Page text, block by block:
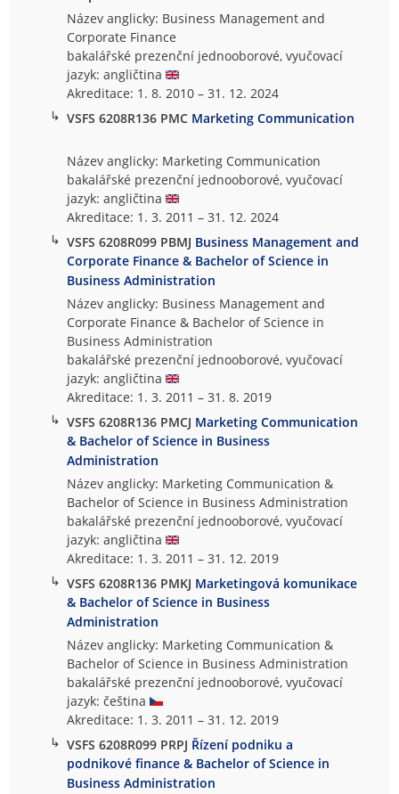
Název anglicky: Business Management and
Corporate Finance
bakalářské prezenční jednooborové, vyučovací
jazyk: angličtina
Akreditace: 1. 8. 2010 – 31. 12. 2024
↳ VSFS 6208R136 PMC Marketing Communication
Název anglicky: Marketing Communication
bakalářské prezenční jednooborové, vyučovací
jazyk: angličtina
Akreditace: 1. 3. 2011 – 31. 12. 2024
↳ VSFS 6208R099 PBMJ Business Management and
Corporate Finance & Bachelor of Science in
Business Administration
Název anglicky: Business Management and
Corporate Finance & Bachelor of Science in
Business Administration
bakalářské prezenční jednooborové, vyučovací
jazyk: angličtina
Akreditace: 1. 3. 2011 – 31. 8. 2019
↳ VSFS 6208R136 PMCJ Marketing Communication
& Bachelor of Science in Business
Administration
Název anglicky: Marketing Communication &
Bachelor of Science in Business Administration
bakalářské prezenční jednooborové, vyučovací
jazyk: angličtina
Akreditace: 1. 3. 2011 – 31. 12. 2019
↳ VSFS 6208R136 PMKJ Marketingová komunikace
& Bachelor of Science in Business
Administration
Název anglicky: Marketing Communication &
Bachelor of Science in Business Administration
bakalářské prezenční jednooborové, vyučovací
jazyk: čeština
Akreditace: 1. 3. 2011 – 31. 12. 2019
↳ VSFS 6208R099 PRPJ Řízení podniku a
podnikové finance & Bachelor of Science in
Business Administration